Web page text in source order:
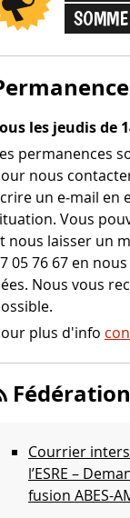
SOMME
les jeudis de
per­ma­nences
nous
un e‑mail
Vous
nous lais­ser un
05 76 67 en
Nous vous
plus d'info
Courrier
l’ESRE –
fusion ABES-